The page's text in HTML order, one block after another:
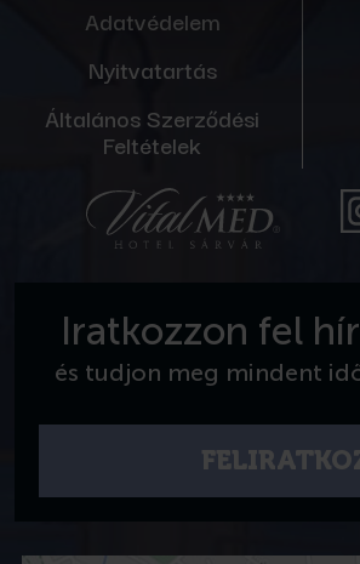
Adatvédelem
Nyitvatartás
Általános Szerződési
Feltételek
Iratkozzon fel
és tudjon meg mindent